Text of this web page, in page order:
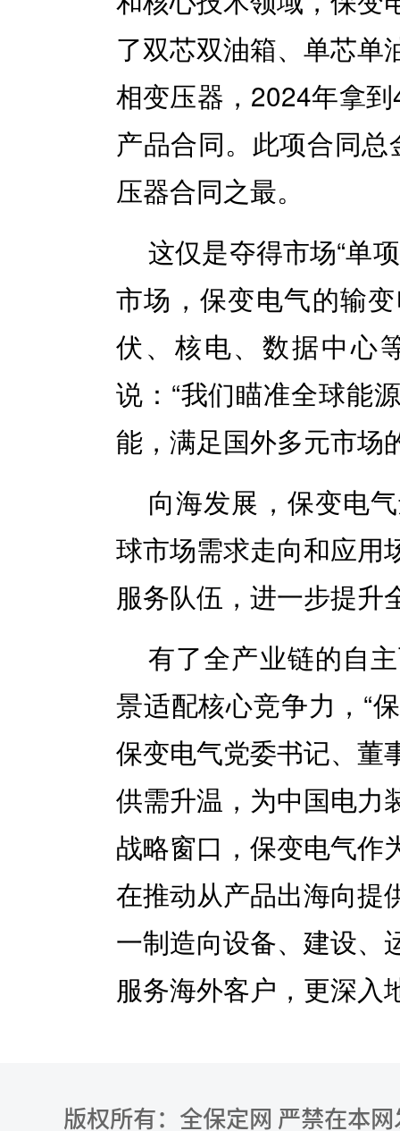
了双芯双油箱、单芯单
相变压器，2024年拿
产品合同。此项合同
压器合同之最。
这仅是夺得市场“单
市场，保变电气的输
伏、核电、数据中心
说：“我们瞄准全球能
能，满足国外多元市场
向海发展，保变电
球市场需求走向和应用
服务队伍，进一步提升
有了全产业链的自
景适配核心竞争力，“
保变电气党委书记、董
供需升温，为中国电力
战略窗口，保变电气作
在推动从产品出海向提
一制造向设备、建设、
服务海外客户，更深入
版权所有：全保定网 严禁在本